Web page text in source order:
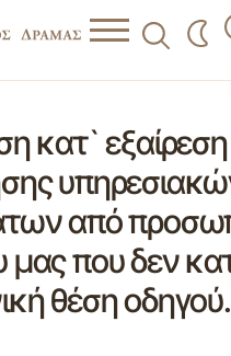
κατ`
από
που δεν
θέση οδηγού.